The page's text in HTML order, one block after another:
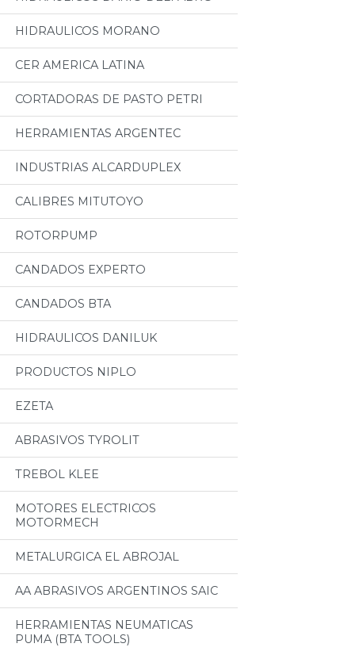
HIDRAULICOS MORANO
CER AMERICA LATINA
CORTADORAS DE PASTO PETRI
HERRAMIENTAS ARGENTEC
INDUSTRIAS ALCARDUPLEX
CALIBRES MITUTOYO
ROTORPUMP
CANDADOS EXPERTO
CANDADOS BTA
HIDRAULICOS DANILUK
PRODUCTOS NIPLO
EZETA
ABRASIVOS TYROLIT
TREBOL KLEE
MOTORES ELECTRICOS
MOTORMECH
METALURGICA EL ABROJAL
AA ABRASIVOS ARGENTINOS SAIC
HERRAMIENTAS NEUMATICAS
PUMA (BTA TOOLS)